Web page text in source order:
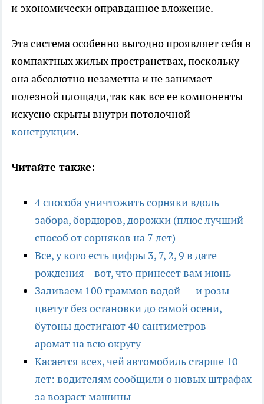
и экономически оправданное вложение.
Эта система особенно выгодно проявляет себя в
компактных жилых пространствах, поскольку
она абсолютно незаметна и не занимает
полезной площади, так как все ее компоненты
искусно скрыты внутри потолочной
конструкции.
Читайте также:
4 способа уничтожить сорняки вдоль
забора, бордюров, дорожки (плюс лучший
способ от сорняков на 7 лет)
Все, у кого есть цифры 3, 7, 2, 9 в дате
рождения – вот, что принесет вам июнь
Заливаем 100 граммов водой — и розы
цветут без остановки до самой осени,
бутоны достигают 40 сантиметров—
аромат на всю округу
Касается всех, чей автомобиль старше 10
лет: водителям сообщили о новых штрафах
за возраст машины